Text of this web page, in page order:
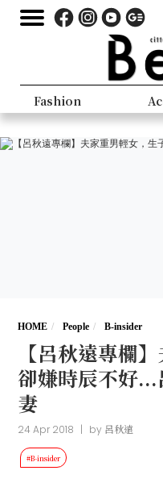
Fashion
HOME People B-insider
【呂秋遠專欄
卻嫌時辰不好
妻
24 Apr 2018 | by 呂秋遠
#B-insider